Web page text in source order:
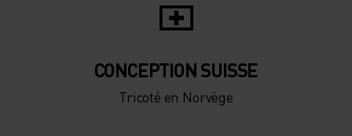
CONCEPTION SUISSE
Tricoté en Norvège